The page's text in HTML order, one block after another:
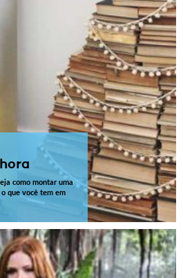
como montar uma
que você tem em